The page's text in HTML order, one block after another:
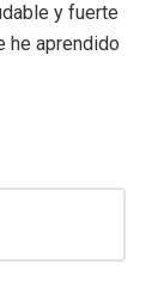
y fuerte
he aprendido